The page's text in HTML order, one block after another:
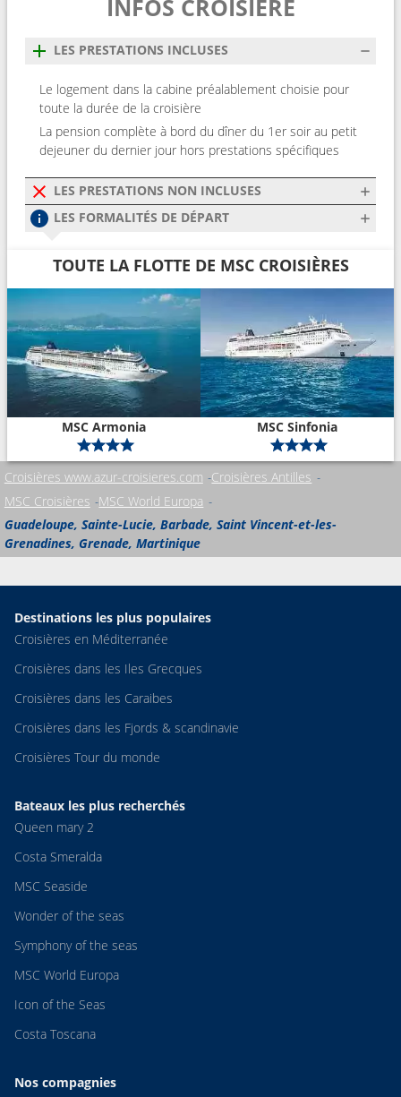
INFOS CROISIÈRE
LES PRESTATIONS INCLUSES
Le logement dans la cabine préalablement choisie pour
toute la durée de la croisière
La pension complète à bord du dîner du 1er soir au petit
dejeuner du dernier jour hors prestations spécifiques
LES PRESTATIONS NON INCLUSES
LES FORMALITÉS DE DÉPART
TOUTE LA FLOTTE DE MSC CROISIÈRES
MSC Armonia MSC Sinfonia
Croisières www.azur-croisieres.com Croisières Antilles
MSC Croisières MSC World Europa
Guadeloupe, Sainte-Lucie, Barbade, Saint Vincent-et-les-
Grenadines, Grenade, Martinique
Destinations les plus populaires
Croisières en Méditerranée
Croisières dans les Iles Grecques
Croisières dans les Caraibes
Croisières dans les Fjords & scandinavie
Croisières Tour du monde
Bateaux les plus recherchés
Queen mary 2
Costa Smeralda
MSC Seaside
Wonder of the seas
Symphony of the seas
MSC World Europa
Icon of the Seas
Costa Toscana
Nos compagnies